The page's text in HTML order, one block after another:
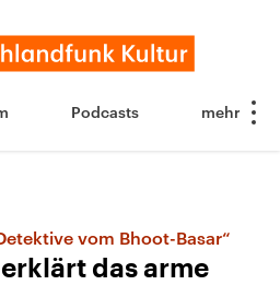
Podcasts
vom Bhoot-Basar“
das arme